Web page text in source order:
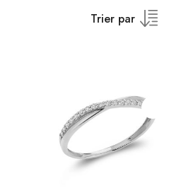
Trier par